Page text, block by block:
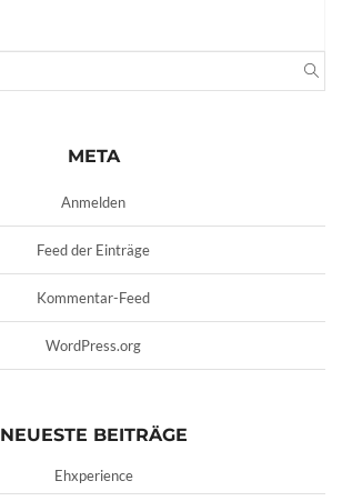
META
Anmelden
Feed der Einträge
Kommentar-Feed
WordPress.org
NEUESTE BEITRÄGE
Ehxperience